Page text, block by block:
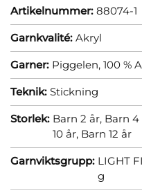
Artikelnummer: 88074-1
Garnkvalité: Akryl
Garner: Piggelen, 100 %
Teknik: Stickning
Storlek: Barn 2 år, Barn 4
10 år, Barn 12 år
Garnviktsgrupp: LIGHT
g